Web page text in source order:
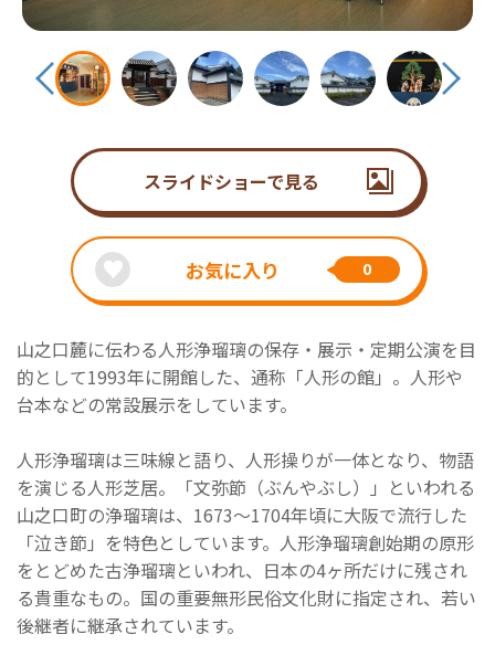
スライドショーで見る
お気に入り 0
山之口麓に伝わる人形浄瑠璃の保存・展示・定期公演を目
的として1993年に開館した、通称「人形の館」。人形や
台本などの常設展示をしています。
人形浄瑠璃は三味線と語り、人形操りが一体となり、物語
を演じる人形芝居。「文弥節（ぶんやぶし）」といわれる
山之口町の浄瑠璃は、1673～1704年頃に大阪で流行した
「泣き節」を特色としています。人形浄瑠璃創始期の原形
をとどめた古浄瑠璃といわれ、日本の4ヶ所だけに残され
る貴重なもの。国の重要無形民俗文化財に指定され、若い
後継者に継承されています。